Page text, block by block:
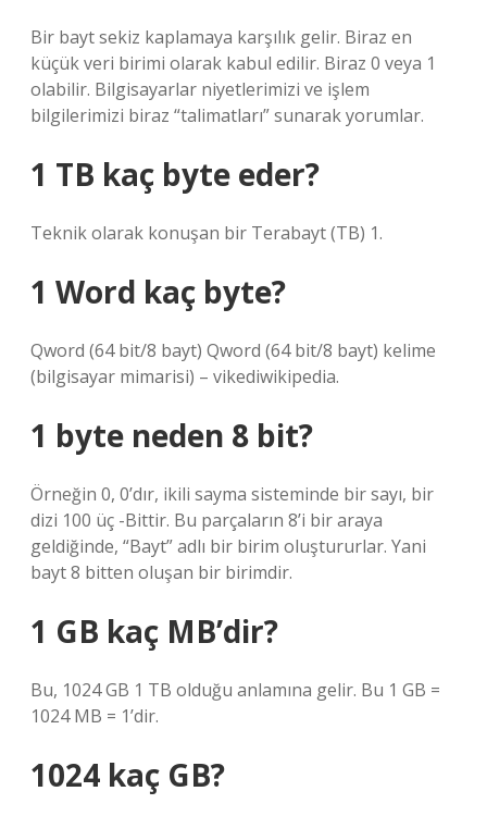
Bir bayt sekiz kaplamaya karşılık gelir. Biraz en
küçük veri birimi olarak kabul edilir. Biraz 0 veya 1
olabilir. Bilgisayarlar niyetlerimizi ve işlem
bilgilerimizi biraz “talimatları” sunarak yorumlar.
1 TB kaç byte eder?
Teknik olarak konuşan bir Terabayt (TB) 1.
1 Word kaç byte?
Qword (64 bit/8 bayt) Qword (64 bit/8 bayt) kelime
(bilgisayar mimarisi) – vikediwikipedia.
1 byte neden 8 bit?
Örneğin 0, 0’dır, ikili sayma sisteminde bir sayı, bir
dizi 100 üç -Bittir. Bu parçaların 8’i bir araya
geldiğinde, “Bayt” adlı bir birim oluştururlar. Yani
bayt 8 bitten oluşan bir birimdir.
1 GB kaç MB’dir?
Bu, 1024 GB 1 TB olduğu anlamına gelir. Bu 1 GB =
1024 MB = 1’dir.
1024 kaç GB?